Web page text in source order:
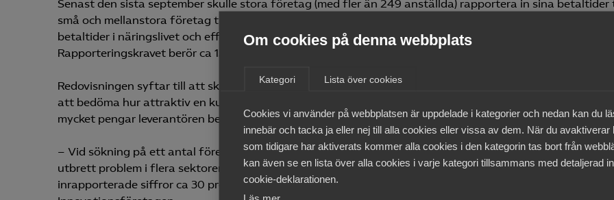
Senast den sista september skulle stora företag (med fler än 249 anställda) rapportera in sina betaltider
små och mellanstora företag till Bolagsverket. Rapporteringskravet är ett led i att komma till rätta med
betaltider i näringslivet och effektivisera betalflöden för att stärka företagens konkurrenskraft.
Rapporteringskravet berör ca 1500 företag och till dags dato har drygt 960 företag rapporterat.
Redovisningen syftar till att skapa transparens kring betaltider i genomsnitt. Det ger leverantörer en
att bedöma hur attraktiv en kund är i relation till hur mycket kapital en affär med företaget binder. Dvs.
mycket pengar leverantören behöver låna ut till kundföretaget och i genomsnitt under hur lång tid.
– Vid sökning på ett antal företag och stora beställare blir det uppenbart att långa betaltider fortsatt
utbrett problem i flera sektorer samt även omfattningen av sena betalningar. I genomsnitt betalas enligt
inrapporterade siffror ca 30 procent av alla fakturor för sent. Säger Anders Persson, Näringspolitisk chef,
Om cookies på denna webbplats
Kategori Lista över cookies
Cookies vi använder på webbplatsen är uppdelade i kategorier och nedan kan du
innebär och tacka ja eller nej till alla cookies eller vissa av dem. När du avaktiverar
som tidigare har aktiverats kommer alla cookies i den kategorin tas bort från
kan även se en lista över alla cookies i varje kategori tillsammans med detaljerad
cookie-deklarationen.